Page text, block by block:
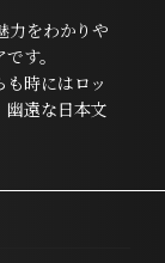
力をわかりや
す。
時にはロッ
幽遠な日本文